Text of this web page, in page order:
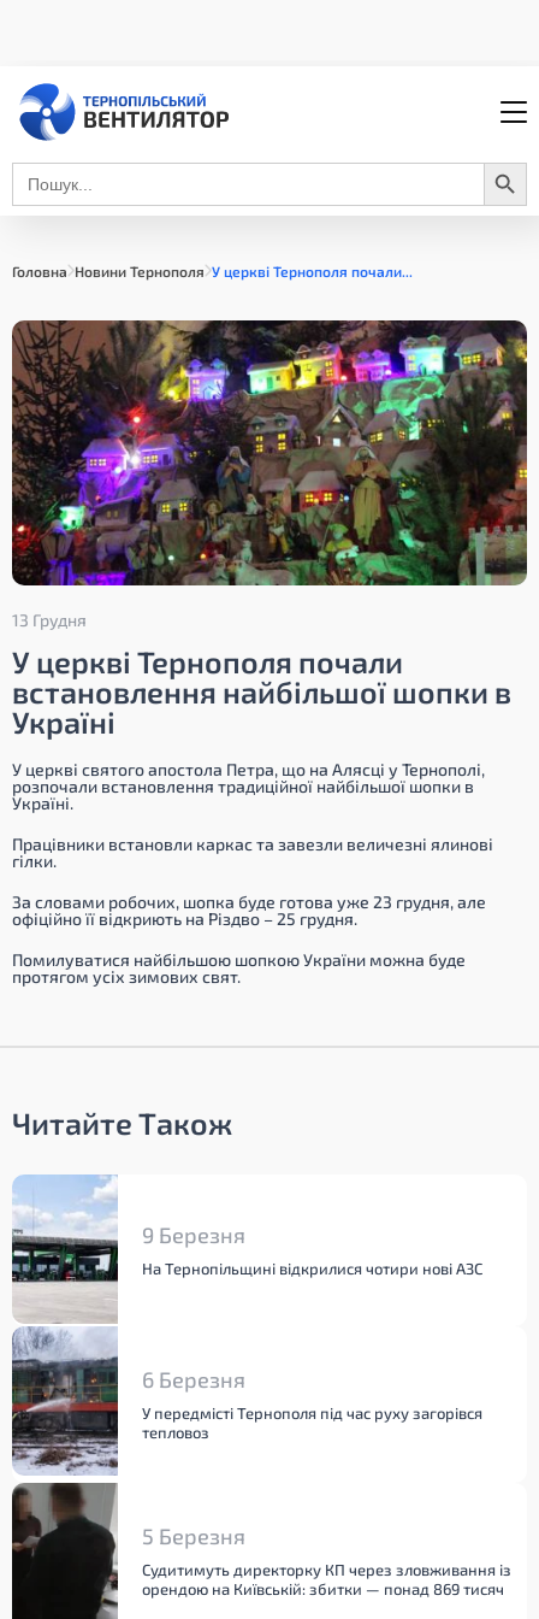
Search
for:
Search Button
Головна Новини Тернополя У церкві Тернополя почали...
13 Грудня
У церкві Тернополя почали
встановлення найбільшої шопки в
Україні
У церкві святого апостола Петра, що на Алясці у Тернополі,
розпочали встановлення традиційної найбільшої шопки в
Україні.
Працівники встановли каркас та завезли величезні ялинові
гілки.
За словами робочих, шопка буде готова уже 23 грудня, але
офіційно її відкриють на Різдво – 25 грудня.
Помилуватися найбільшою шопкою України можна буде
протягом усіх зимових свят.
Читайте Також
9 Березня
На Тернопільщині відкрилися чотири нові АЗС
6 Березня
У передмісті Тернополя під час руху загорівся
тепловоз
5 Березня
Судитимуть директорку КП через зловживання із
орендою на Київській: збитки — понад 869 тисяч